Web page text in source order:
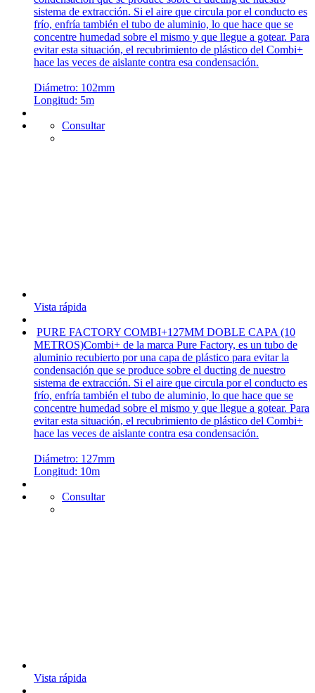
sistema de extracción. Si el aire que circula por el conducto es
frío, enfría también el tubo de aluminio, lo que hace que se
concentre humedad sobre el mismo y que llegue a gotear. Para
evitar esta situación, el recubrimiento de plástico del Combi+
hace las veces de aislante contra esa condensación.
Diámetro: 102mm
Longitud: 5m
Consultar
Vista rápida
PURE FACTORY COMBI+127MM DOBLE CAPA (10
METROS)Combi+ de la marca Pure Factory, es un tubo de
aluminio recubierto por una capa de plástico para evitar la
condensación que se produce sobre el ducting de nuestro
sistema de extracción. Si el aire que circula por el conducto es
frío, enfría también el tubo de aluminio, lo que hace que se
concentre humedad sobre el mismo y que llegue a gotear. Para
evitar esta situación, el recubrimiento de plástico del Combi+
hace las veces de aislante contra esa condensación.
Diámetro: 127mm
Longitud: 10m
Consultar
Vista rápida